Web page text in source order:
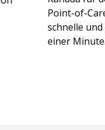
Point-of-
schnelle
einer Minute.